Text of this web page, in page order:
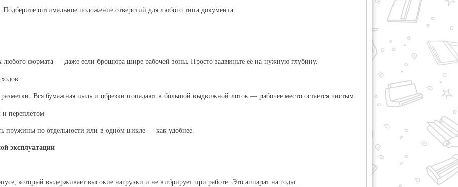
. Подберите оптимальное положение отверстий для любого типа документа.
любого формата — даже если брошюра шире рабочей зоны. Просто задвиньте её на нужную глубину.
Вся бумажная пыль и обрезки попадают в большой выдвижной лоток — рабочее место остаётся чистым.
и переплётом
пружины по отдельности или в одном цикле — как удобнее.
эксплуатации
который выдерживает высокие нагрузки и не вибрирует при работе. Это аппарат на годы.